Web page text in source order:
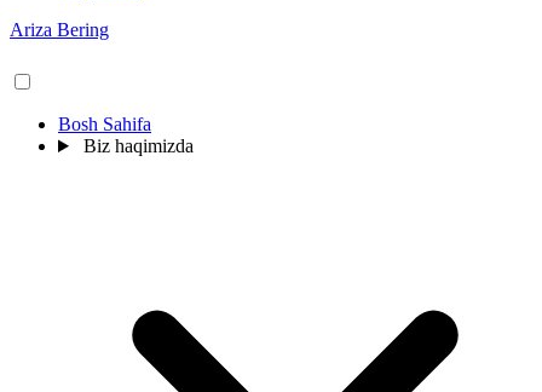
Ariza Bering
Bosh Sahifa
Biz haqimizda